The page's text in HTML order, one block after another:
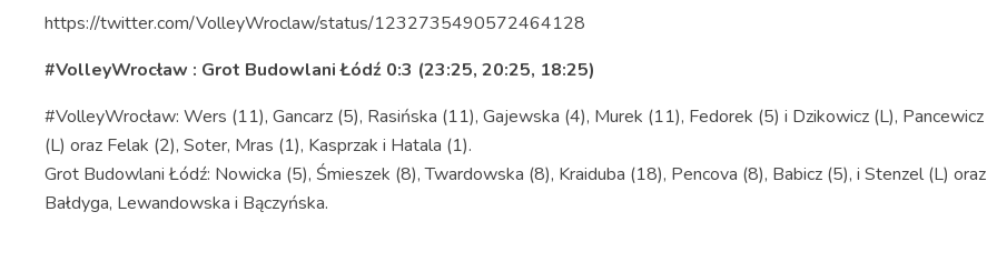
https://twitter.com/VolleyWroclaw/status/1232735490572464128
#VolleyWrocław : Grot Budowlani Łódź 0:3 (23:25, 20:25, 18:25)
#VolleyWrocław: Wers (11), Gancarz (5), Rasińska (11), Gajewska (4), Murek (11), Fedorek (5) i Dzikowicz (L), Pancewicz
(L) oraz Felak (2), Soter, Mras (1), Kasprzak i Hatala (1).
Grot Budowlani Łódź: Nowicka (5), Śmieszek (8), Twardowska (8), Kraiduba (18), Pencova (8), Babicz (5), i Stenzel (L) oraz
Bałdyga, Lewandowska i Bączyńska.